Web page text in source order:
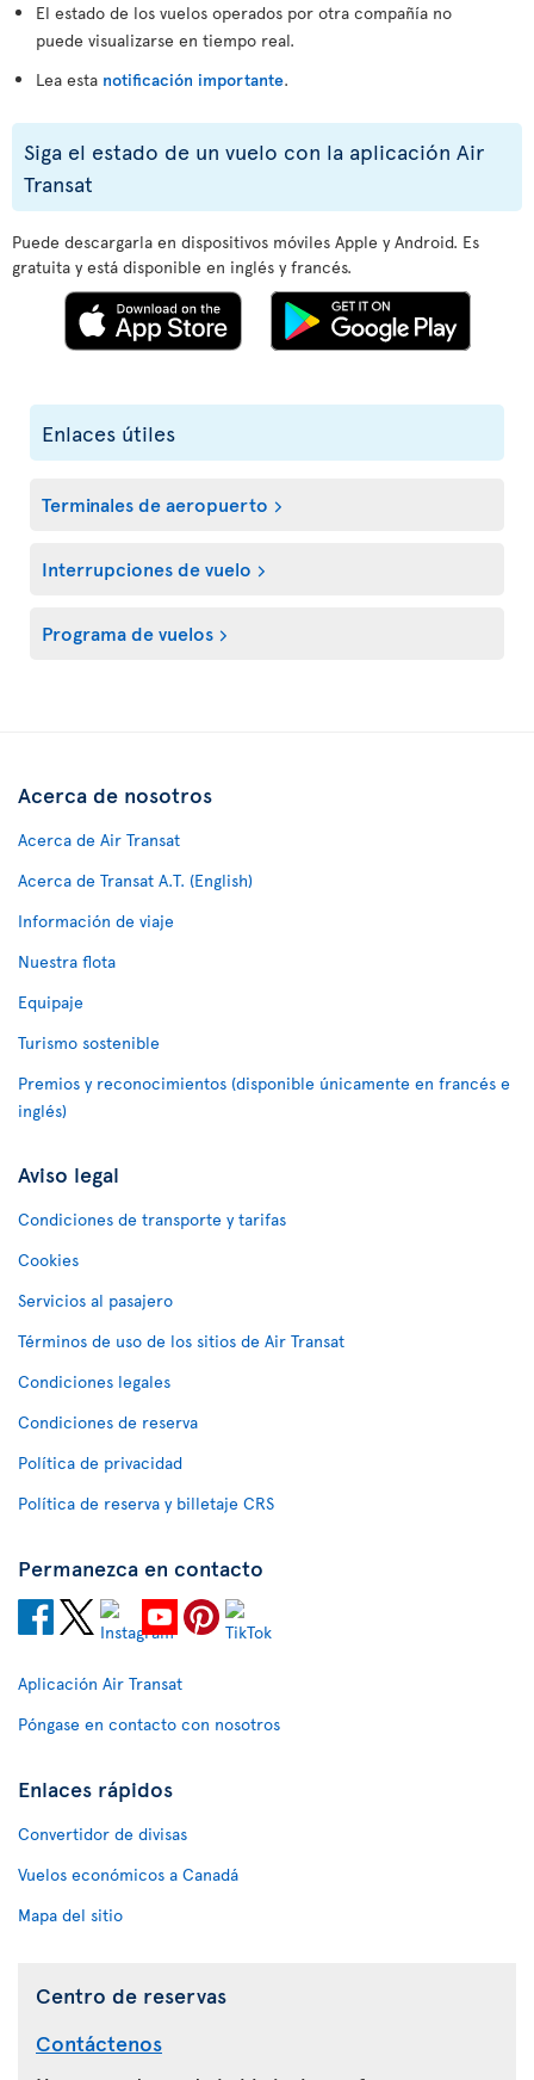
El estado de los vuelos operados por otra compañía no
puede visualizarse en tiempo real.
Lea esta notificación importante.
Siga el estado de un vuelo con la aplicación Air
Transat
Puede descargarla en dispositivos móviles Apple y Android. Es
gratuita y está disponible en inglés y francés.
Enlaces útiles
Terminales de aeropuerto
Interrupciones de vuelo
Programa de vuelos
Acerca de nosotros
Acerca de Air Transat
Acerca de Transat A.T. (English)
Información de viaje
Nuestra flota
Equipaje
Turismo sostenible
Premios y reconocimientos (disponible únicamente en francés e
inglés)
Aviso legal
Condiciones de transporte y tarifas
Cookies
Servicios al pasajero
Términos de uso de los sitios de Air Transat
Condiciones legales
Condiciones de reserva
Política de privacidad
Política de reserva y billetaje CRS
Permanezca en contacto
Aplicación Air Transat
Póngase en contacto con nosotros
Enlaces rápidos
Convertidor de divisas
Vuelos económicos a Canadá
Mapa del sitio
Centro de reservas
Contáctenos